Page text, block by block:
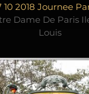
10 2018 Journee
Dame De Paris
Louis